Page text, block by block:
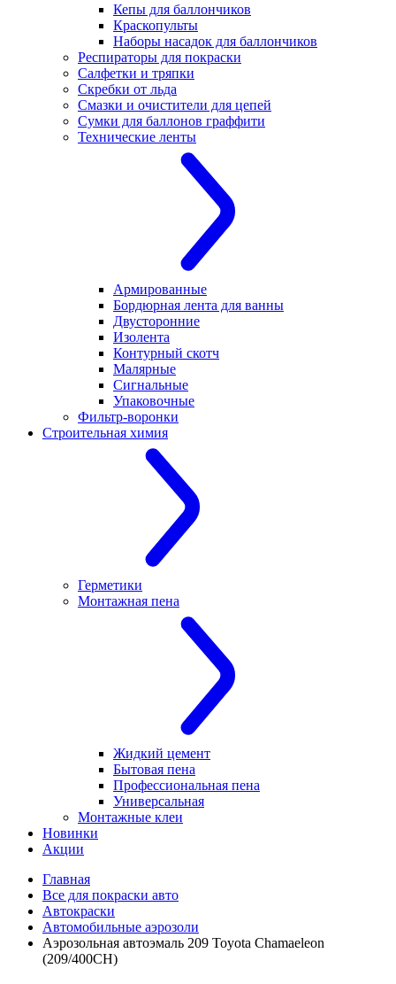
Кепы для баллончиков
Краскопульты
Наборы насадок для баллончиков
Респираторы для покраски
Салфетки и тряпки
Скребки от льда
Смазки и очистители для цепей
Сумки для баллонов граффити
Технические ленты
Армированные
Бордюрная лента для ванны
Двусторонние
Изолента
Контурный скотч
Малярные
Сигнальные
Упаковочные
Фильтр-воронки
Строительная химия
Герметики
Монтажная пена
Жидкий цемент
Бытовая пена
Профессиональная пена
Универсальная
Монтажные клеи
Новинки
Акции
Главная
Все для покраски авто
Автокраски
Автомобильные аэрозоли
Аэрозольная автоэмаль 209 Toyota Chamaeleon
(209/400CH)